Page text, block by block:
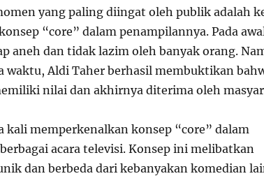
yang paling diingat oleh publik adalah
“core” dalam penampilannya. Pada
aneh dan tidak lazim oleh banyak orang.
waktu, Aldi Taher berhasil membuktikan
nilai dan akhirnya diterima oleh
kali memperkenalkan konsep “core” dalam
acara televisi. Konsep ini melibatkan
dan berbeda dari kebanyakan komedian